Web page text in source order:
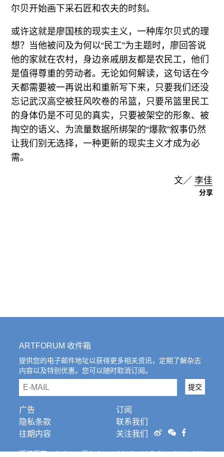
尔贝开始画下采石匠和农夫的时刻。
或许这就是廖国核的现实主义，一种库尔贝式的理
想？当他被问及为何以“民工”为主题时，廖回答说
他的家就在农村，身边亲戚朋友都是农民工，他们
是值得尊重的劳动者。无论如何解读，这句话在今
天都需要被一再说出和重新写下来，只要我们还没
忘记武汉高空被狂风吹卷的吊篮，只要吊篮里民工
的身体仍是不可见的真实，只要被架空的形象、被
掏空的语义、为流量数据所绑架的“爆款”叙事仍然
让我们别无选择，一种更新的现实主义才成为必
需。
文／ 李佳
分享
ARTFORUM 收件箱
提供您的电子邮件地址以获得更多相关资讯，定期了解杂志
内容以及特别优惠。您可以随时取消订阅。
email 提交
广告
隐私条款
往期内容
订阅
联系我们
关注我们
版权所有。Artforum是Artforum Media, LLC, New York, NY